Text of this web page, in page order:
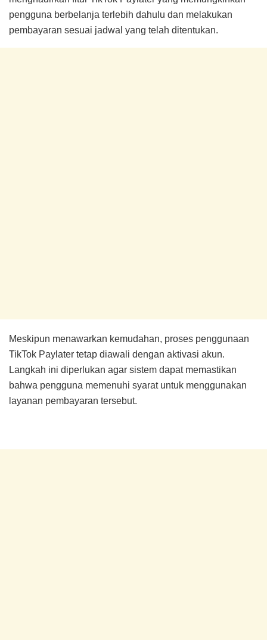
pengguna berbelanja terlebih dahulu dan melakukan
pembayaran sesuai jadwal yang telah ditentukan.
Meskipun menawarkan kemudahan, proses penggunaan
TikTok Paylater tetap diawali dengan aktivasi akun.
Langkah ini diperlukan agar sistem dapat memastikan
bahwa pengguna memenuhi syarat untuk menggunakan
layanan pembayaran tersebut.